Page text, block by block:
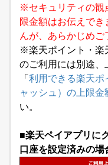
※セキュリティの観
限金額はお伝えで
んが、あらかじめご
※楽天ポイント・楽
のご利用には別途、
「 利用できる楽天ポ
ャッシュ）の上限金
い。
■楽天ペイアプリに
口座を設定済みの場